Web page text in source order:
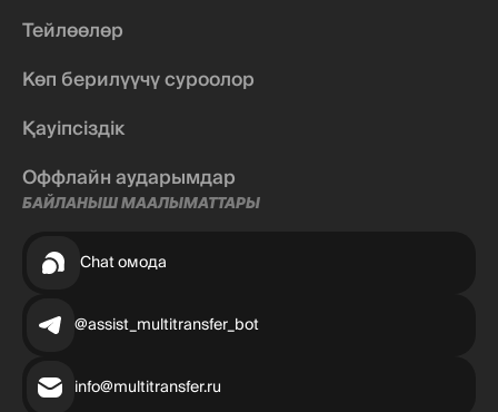
Тейлөөлөр
Көп берилүүчү суроолор
Қауіпсіздік
Оффлайн аударымдар
БАЙЛАНЫШ МААЛЫМАТТАРЫ
Chat омода
@assist_multitransfer_bot
info@multitransfer.ru